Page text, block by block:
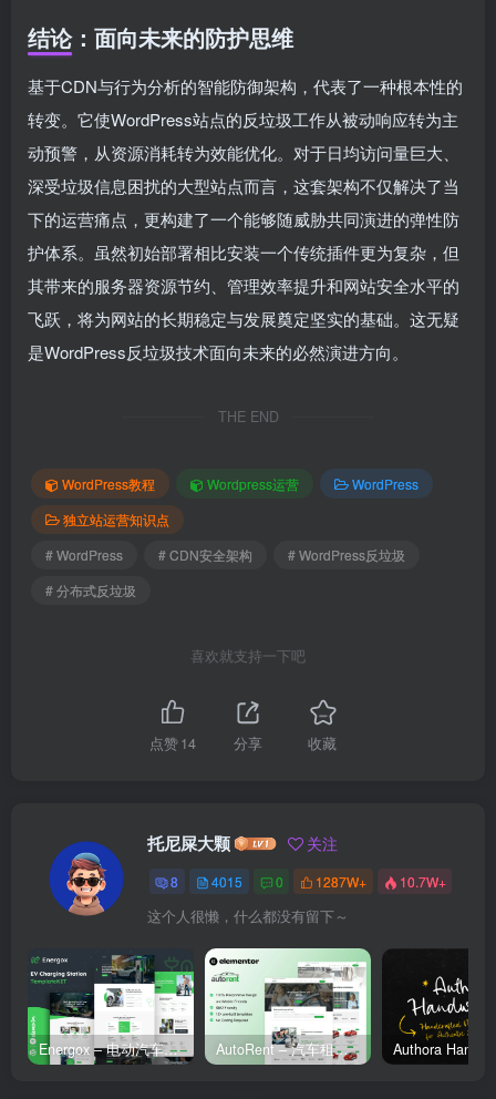
结论：面向未来的防护思维
基于CDN与行为分析的智能防御架构，代表了一种根本性的
转变。它使WordPress站点的反垃圾工作从被动响应转为主
动预警，从资源消耗转为效能优化。对于日均访问量巨大、
深受垃圾信息困扰的大型站点而言，这套架构不仅解决了当
下的运营痛点，更构建了一个能够随威胁共同演进的弹性防
护体系。虽然初始部署相比安装一个传统插件更为复杂，但
其带来的服务器资源节约、管理效率提升和网站安全水平的
飞跃，将为网站的长期稳定与发展奠定坚实的基础。这无疑
是WordPress反垃圾技术面向未来的必然演进方向。
THE END
WordPress教程 Wordpress运营
WordPress
独立站运营知识点
# WordPress
# CDN安全架构
# WordPress反垃圾
# 分布式反垃圾
喜欢就支持一下吧
点赞14 分享 收藏
托尼屎大颗 关注
8 4015 0 1287W+ 10.7W+
这个人很懒，什么都没有留下～
Energox – 电动汽车充电站 Elementor 模板套件 AutoRent – 汽车租赁服务 Elementor 模板套件